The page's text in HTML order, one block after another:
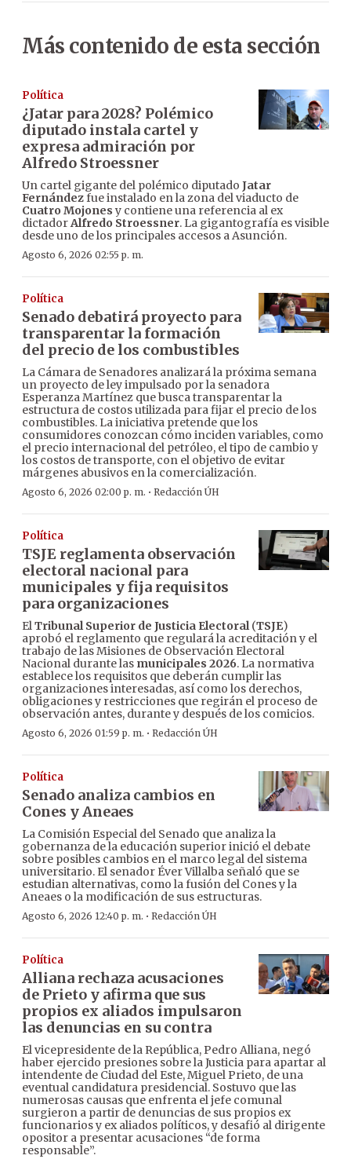
Más contenido de esta sección
Política
¿Jatar para 2028? Polémico
diputado instala cartel y
expresa admiración por
Alfredo Stroessner
Un cartel gigante del polémico diputado Jatar
Fernándezfue instalado en la zona del viaducto de
Cuatro Mojones y contiene una referencia al ex
dictadorAlfredo Stroessner. La gigantografía es visible
desde uno de los principales accesos a Asunción.
Agosto 6, 2026 02:55 p. m.
Política
Senado debatirá proyecto para
transparentar la formación
del precio de los combustibles
La Cámara de Senadores analizará la próxima semana
un proyecto de ley impulsado por la senadora
Esperanza Martínez que busca transparentar la
estructura de costos utilizada para fijar el precio de los
combustibles. La iniciativa pretende que los
consumidores conozcan cómo inciden variables, como
el precio internacional del petróleo, el tipo de cambio y
los costos de transporte, con el objetivo de evitar
márgenes abusivos en la comercialización.
Agosto 6, 2026 02:00 p. m. · Redacción ÚH
Política
TSJE reglamenta observación
electoral nacional para
municipales y fija requisitos
para organizaciones
ElTribunal Superior de Justicia Electoral(TSJE)
aprobó el reglamento que regulará la acreditación y el
trabajo de las Misiones de Observación Electoral
Nacional durante las municipales 2026. La normativa
establece los requisitos que deberán cumplir las
organizaciones interesadas, así como los derechos,
obligaciones y restricciones que regirán el proceso de
observación antes, durante y después de los comicios.
Agosto 6, 2026 01:59 p. m. · Redacción ÚH
Política
Senado analiza cambios en
Cones y Aneaes
La Comisión Especial del Senado que analiza la
gobernanza de la educación superior inició el debate
sobre posibles cambios en el marco legal del sistema
universitario. El senador Éver Villalba señaló que se
estudian alternativas, como la fusión del Cones y la
Aneaes o la modificación de sus estructuras.
Agosto 6, 2026 12:40 p. m. · Redacción ÚH
Política
Alliana rechaza acusaciones
de Prieto y afirma que sus
propios ex aliados impulsaron
las denuncias en su contra
El vicepresidente de la República, Pedro Alliana, negó
haber ejercido presiones sobre la Justicia para apartar al
intendente de Ciudad del Este, Miguel Prieto, de una
eventual candidatura presidencial. Sostuvo que las
numerosas causas que enfrenta el jefe comunal
surgieron a partir de denuncias de sus propios ex
funcionarios y ex aliados políticos, y desafió al dirigente
opositor a presentar acusaciones “de forma
responsable”.